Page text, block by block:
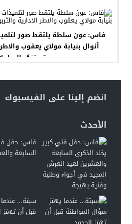
فاس: عون سلطة يلتقط صور
أنوال بنيابة مولاي يعقوب والاطر
تستنكر السلوك
انضم إلينا على الفيسبوك
الأحدث
فاس: حفل
السابعة
سبتة…
قبل أن تهتز